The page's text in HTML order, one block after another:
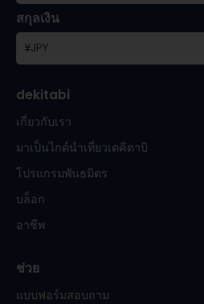
สกุลเงิน
¥JPY
dekitabi
เกี่ยวกับเรา
มาเป็นไกด์นำเที่ยวเดคิตาบิ
โปรแกรมพันธมิตร
บล็อก
อาชีพ
ช่วย
แบบฟอร์มสอบถาม